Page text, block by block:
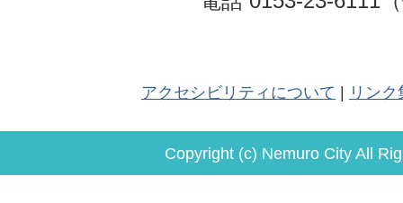
アクセシビリティについて リンク
Copyright (c) Nemuro City All